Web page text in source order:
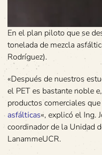
En el plan piloto que se
tonelada de mezcla
Rodríguez).
«Después de nuestros
el PET es bastante noble
productos comerciales
asfálticas«, explicó el Ing.
coordinador de la Unidad
LanammeUCR.